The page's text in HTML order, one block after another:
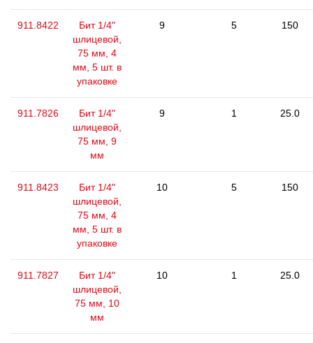
911.8422
Бит 1/4"
шлицевой,
75 мм, 4
мм, 5 шт. в
упаковке
9 5 150
911.7826
Бит 1/4"
шлицевой,
75 мм, 9
мм
9 1 25.0
911.8423
Бит 1/4"
шлицевой,
75 мм, 4
мм, 5 шт. в
упаковке
10 5 150
911.7827
Бит 1/4"
шлицевой,
75 мм, 10
мм
10 1 25.0